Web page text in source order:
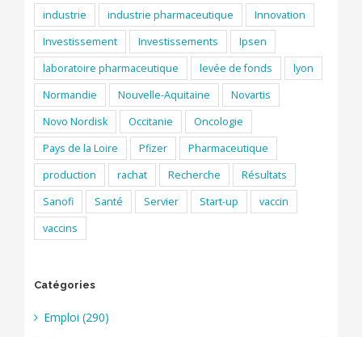
industrie industrie pharmaceutique
Innovation
Investissement
Investissements
Ipsen
laboratoire pharmaceutique
levée de fonds
lyon
Normandie
Nouvelle-Aquitaine
Novartis
Novo Nordisk
Occitanie
Oncologie
Pays de la Loire
Pfizer
Pharmaceutique
production
rachat Recherche
Résultats
Sanofi
Santé Servier Start-up
vaccin
vaccins
Catégories
Emploi (290)